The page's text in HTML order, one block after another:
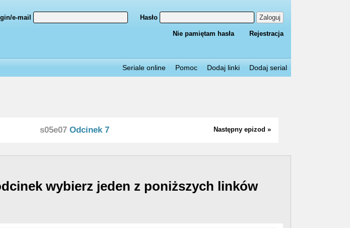
e-mail Hasło Zaloguj
Nie pamiętam hasła Rejestracja
Seriale online Pomoc Dodaj linki Dodaj serial
Następny epizod »
s05e07 Odcinek 7
wybierz jeden z poniższych linków